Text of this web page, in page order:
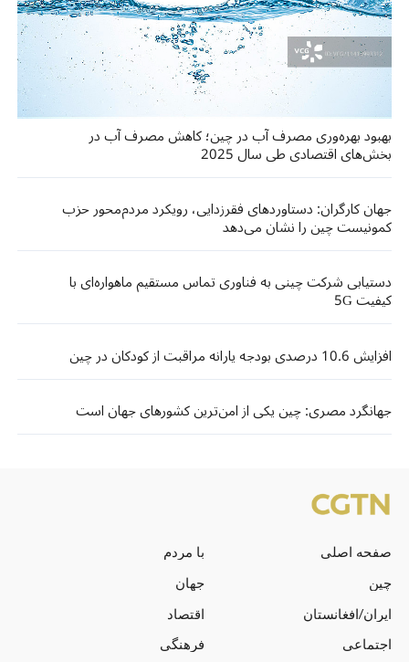
بهبود بهره‌وری مصرف آب در چین؛ کاهش مصرف آب در
بخش‌های اقتصادی طی سال 2025
جهان کارگران: دستاوردهای فقرزدایی، رویکرد مردم‌محور حزب
کمونیست چین را نشان می‌دهد
دستیابی شرکت چینی به فناوری تماس مستقیم ماهواره‌ای با
کیفیت 5G
افزایش 10.6 درصدی بودجه یارانه مراقبت از کودکان در چین
جهانگرد مصری: چین یکی از امن‌ترین کشورهای جهان است
صفحه اصلی
با مردم
چین
جهان
ایران/افغانستان
اقتصاد
اجتماعی
فرهنگی